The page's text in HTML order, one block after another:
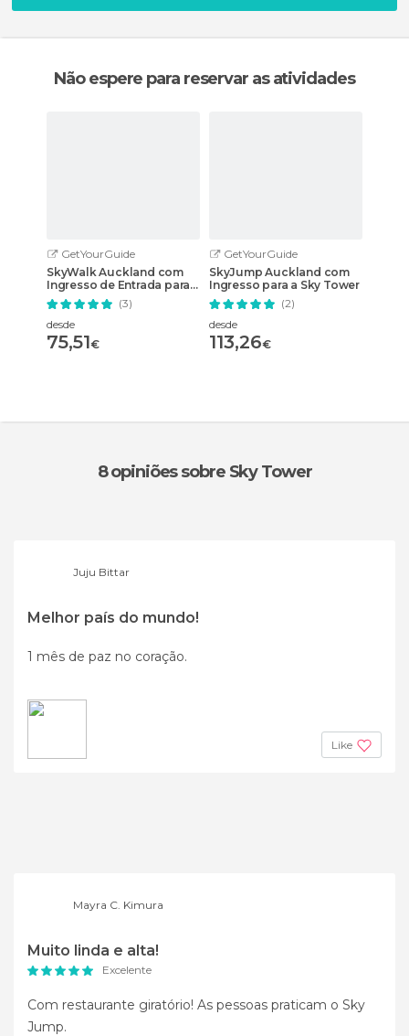
Não espere para reservar as atividades
GetYourGuide
SkyWalk Auckland com
Ingresso de Entrada para a
Sky Tower
(3)
desde
75,51€
GetYourGuide
SkyJump Auckland com
Ingresso para a Sky Tower
(2)
desde
113,26€
8 opiniõessobre Sky Tower
Juju Bittar
Melhor país do mundo!
1 mês de paz no coração.
Like
Mayra C. Kimura
Muito linda e alta!
Excelente
Com restaurante giratório! As pessoas praticam o Sky
Jump.